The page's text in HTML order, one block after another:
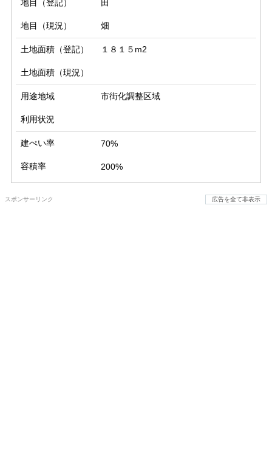
地目（登記） 田
地目（現況） 畑
土地面積（登記） １８１５m2
土地面積（現況）
用途地域 市街化調整区域
利用状況
建ぺい率 70%
容積率 200%
スポンサーリンク 広告を全て非表示